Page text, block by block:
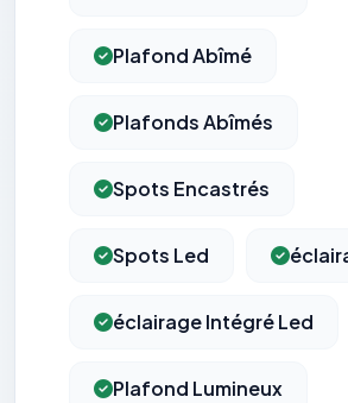
Plafond Abîmé
Plafonds Abîmés
Spots Encastrés
Spots Led
éclairage Intégré Led
Plafond Lumineux